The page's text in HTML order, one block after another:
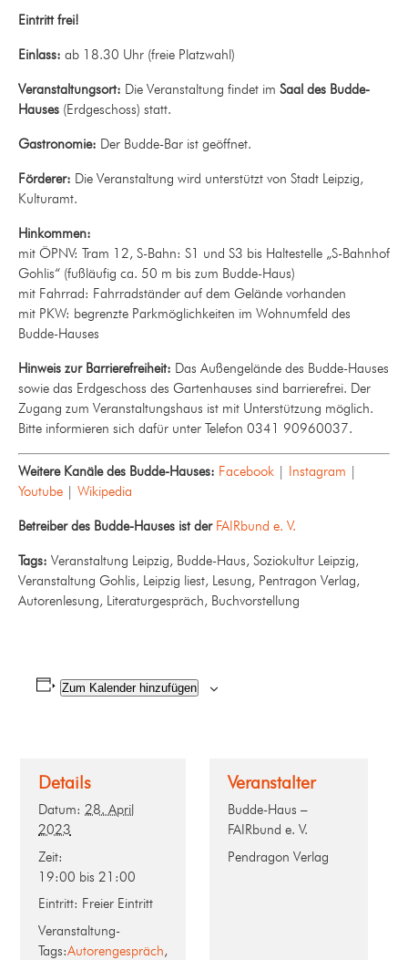
Eintritt frei!
Einlass: ab 18.30 Uhr (freie Platzwahl)
Veranstaltungsort: Die Veranstaltung findet im Saal des Budde-
Hauses (Erdgeschoss) statt.
Gastronomie: Der Budde-Bar ist geöffnet.
Förderer: Die Veranstaltung wird unterstützt von Stadt Leipzig,
Kulturamt.
Hinkommen:
mit ÖPNV: Tram 12, S-Bahn: S1 und S3 bis Haltestelle „S-Bahnhof
Gohlis“ (fußläufig ca. 50 m bis zum Budde-Haus)
mit Fahrrad: Fahrradständer auf dem Gelände vorhanden
mit PKW: begrenzte Parkmöglichkeiten im Wohnumfeld des
Budde-Hauses
Hinweis zur Barrierefreiheit: Das Außengelände des Budde-Hauses
sowie das Erdgeschoss des Gartenhauses sind barrierefrei. Der
Zugang zum Veranstaltungshaus ist mit Unterstützung möglich.
Bitte informieren sich dafür unter Telefon 0341 90960037.
Weitere Kanäle des Budde-Hauses: Facebook Instagram
Youtube
Wikipedia
Betreiber des Budde-Hauses ist der FAIRbund e. V.
Tags: Veranstaltung Leipzig, Budde-Haus, Soziokultur Leipzig,
Veranstaltung Gohlis, Leipzig liest, Lesung, Pentragon Verlag,
Autorenlesung, Literaturgespräch, Buchvorstellung
Zum Kalender hinzufügen
Details
Datum: 28. April
2023
Zeit:
19:00 bis 21:00
Eintritt: Freier Eintritt
Veranstaltung-
Tags:Autorengespräch,
Veranstalter
Budde-Haus –
FAIRbund e. V.
Pendragon Verlag